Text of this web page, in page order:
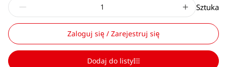
Sztuka
Zaloguj się / Zarejestruj się
Dodaj do listy